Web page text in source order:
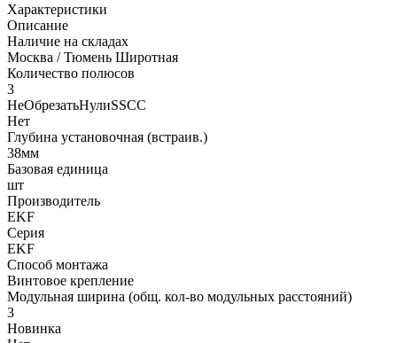
Характеристики
Описание
Наличие на складах
Москва / Тюмень Широтная
Количество полюсов
3
НеОбрезатьНулиSSCC
Нет
Глубина установочная (встраив.)
38мм
Базовая единица
шт
Производитель
EKF
Серия
EKF
Способ монтажа
Винтовое крепление
Модульная ширина (общ. кол-во модульных расстояний)
3
Новинка